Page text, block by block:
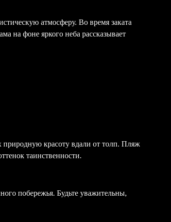
атмосферу. Во время заката
на фоне яркого неба рассказывает
красоту вдали от толп. Пляж
таинственности.
побережья. Будьте уважительны,